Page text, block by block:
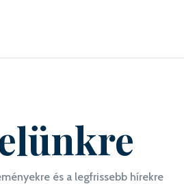
és a legfrissebb hírekre